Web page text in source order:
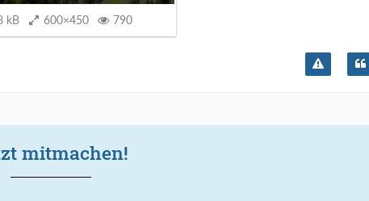
kB 600×450 790
mitmachen!